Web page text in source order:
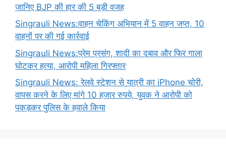
जानिए BJP की हार की 5 बड़ी वजह
Singrauli News:वाहन चेकिंग अभियान में 5 वाहन जप्त, 10
वाहनों पर की गई कार्रवाई
Singrauli News:प्रेम प्रसंग, शादी का दबाव और फिर गाला
घोटकर हत्या, आरोपी महिला गिरफ्तार
Singrauli News: रेलवे स्टेशन से यात्री का iPhone चोरी,
वापस करने के लिए मांगे 10 हजार रुपये, युवक ने आरोपी को
पकड़कर पुलिस के हवाले किया